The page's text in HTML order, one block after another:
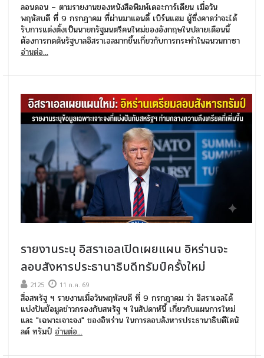
ลอนดอน – ตามรายงานของหนังสือพิมพ์เดอะการ์เดียน เมื่อวัน
พฤหัสบดี ที่ 9 กรกฎาคม ที่ผ่านมาแอนดี้ เบิร์นแฮม ผู้ซึ่งคาดว่าจะได้
รับการแต่งตั้งเป็นนายกรัฐมนตรีคนใหม่ของอังกฤษในปลายเดือนนี้
ต้องการกดดันรัฐบาลอิสราเอลมากขึ้นเกี่ยวกับการกระทำในฉนวนกาซา
อ่านต่อ...
รายงานระบุ อิสราเอลเปิดเผยแผน อิหร่านจะ
ลอบสังหารประธานาธิบดีทรัมป์ครั้งใหม่
2125 11 ก.ค. 69
สื่อสหรัฐ ฯ รายงานเมื่อวันพฤหัสบดี ที่ 9 กรกฎาคม ว่า อิสราเอลได้
แบ่งปันข้อมูลข่าวกรองกับสหรัฐ ฯ ในสัปดาห์นี้ เกี่ยวกับแผนการใหม่
และ "เฉพาะเจาะจง" ของอิหร่าน ในการลอบสังหารประธานาธิบดีโดนั
ลด์ ทรัมป์ อ่านต่อ...